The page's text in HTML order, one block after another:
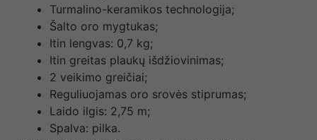
Turmalino-keramikos technologija;
Šalto oro mygtukas;
Itin lengvas: 0,7 kg;
Itin greitas plaukų išdžiovinimas;
2 veikimo greičiai;
Reguliuojamas oro srovės stiprumas;
Laido ilgis: 2,75 m;
Spalva: pilka.